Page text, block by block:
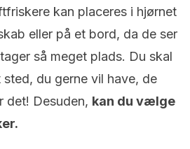
kan placeres i hjørnet
eller på et bord, da de ser
så meget plads. Du skal
du gerne vil have, de
det! Desuden, kan du vælge